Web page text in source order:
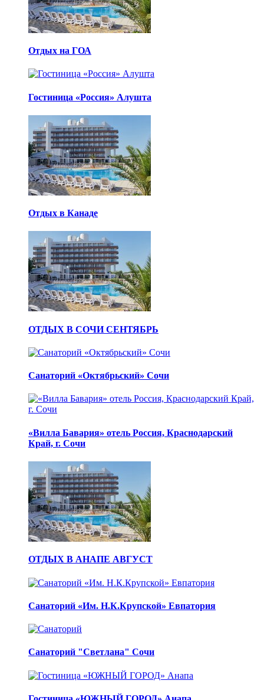
Отдых на ГОА
Гостиница «Россия» Алушта
Отдых в Канаде
ОТДЫХ В СОЧИ СЕНТЯБРЬ
Санаторий «Октябрьский» Сочи
«Вилла Бавария» отель Россия, Краснодарский
Край, г. Сочи
ОТДЫХ В АНАПЕ АВГУСТ
Санаторий «Им. Н.К.Крупской» Евпатория
Санаторий "Светлана" Сочи